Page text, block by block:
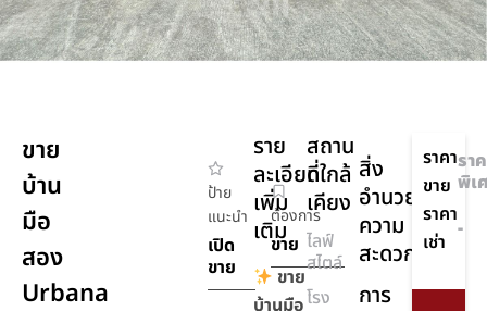
ขาย
บ้าน
มือ
สอง
Urbana
ป้าย
แนะนำ
เปิด
ขาย
ต้องการ
ขาย
ราย
ละเอียด
เพิ่ม
เติม
ขาย
บ้านมือ
สถาน
ที่ใกล้
เคียง
ไลฟ์
สไตล์
โรง
สิ่ง
อำนวย
ความ
สะดวก
การ
ราคา
ขาย
รา
พิเ
ราคา
เช่า
-